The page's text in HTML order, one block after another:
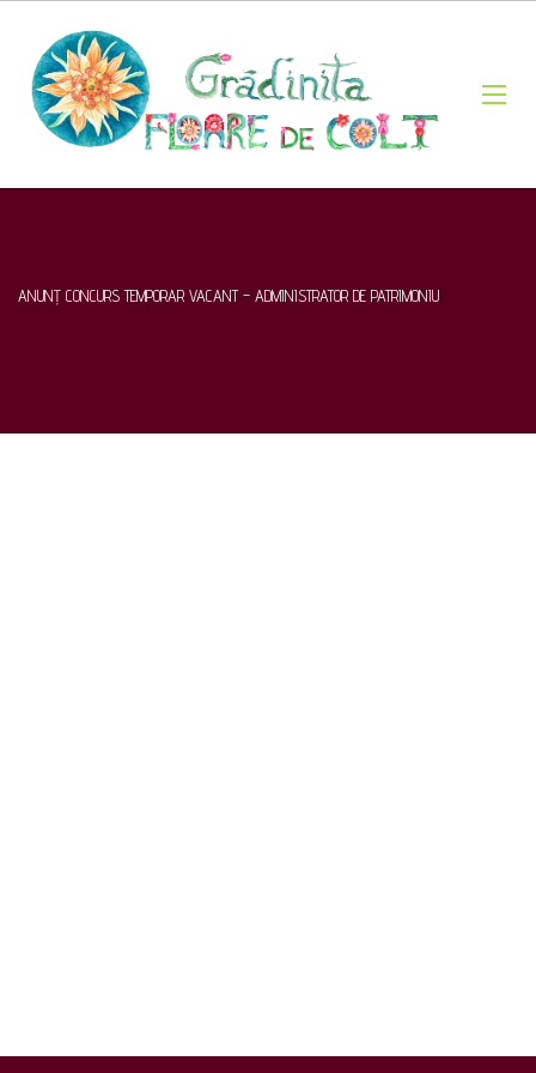
ANUNȚ CONCURS TEMPORAR VACANT – ADMINISTRATOR DE PATRIMONIU